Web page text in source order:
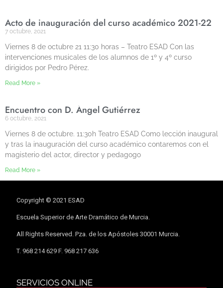
Acto de inauguración del curso académico 2021-22
7 octubre, 2021
Viernes 8 de octubre 21 11:30 horas – Teatro ESAD Con las
intervenciones musicales de los alumnos de 1º y 4º curso
dirigidos por Pedro Pérez.
Read More »
Encuentro con D. Ángel Gutiérrez
6 octubre, 2021
Viernes 8 de octubre. 11:30h Teatro ESAD Como lección inaugural
y tras la inauguración del curso académico contaremos con el
magisterio del actor, director y pedagogo
Read More »
Copyright © 2021 ESAD
Escuela Superior de Arte Dramático de Murcia.
All Rights Reserved. Pza. de los Apóstoles 30001 Murcia.
T. 968 214 629 F. 968 217 636
SERVICIOS ONLINE